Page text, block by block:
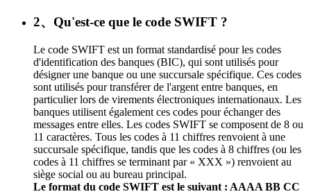
2、Qu'est-ce que le code SWIFT ?
Le code SWIFT est un format standardisé pour les codes
d'identification des banques (BIC), qui sont utilisés pour
désigner une banque ou une succursale spécifique. Ces codes
sont utilisés pour transférer de l'argent entre banques, en
particulier lors de virements électroniques internationaux. Les
banques utilisent également ces codes pour échanger des
messages entre elles. Les codes SWIFT se composent de 8 ou
11 caractères. Tous les codes à 11 chiffres renvoient à une
succursale spécifique, tandis que les codes à 8 chiffres (ou les
codes à 11 chiffres se terminant par « XXX ») renvoient au
siège social ou au bureau principal.
Le format du code SWIFT est le suivant : AAAA BB CC